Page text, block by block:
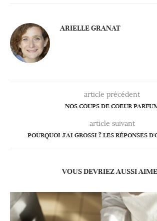
ARIELLE GRANAT
article précédent
NOS COUPS DE COEUR
article suivant
POURQUOI J'AI GROSSI ? LES RÉPONSES
VOUS DEVRIEZ AUSSI